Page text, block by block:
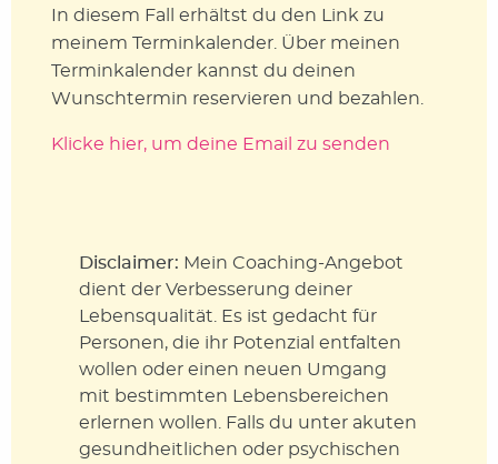
In diesem Fall erhältst du den Link zu
meinem Terminkalender. Über meinen
Terminkalender kannst du deinen
Wunschtermin reservieren und bezahlen.
Klicke hier, um deine Email zu senden
Disclaimer: Mein Coaching-Angebot
dient der Verbesserung deiner
Lebensqualität. Es ist gedacht für
Personen, die ihr Potenzial entfalten
wollen oder einen neuen Umgang
mit bestimmten Lebensbereichen
erlernen wollen. Falls du unter akuten
gesundheitlichen oder psychischen